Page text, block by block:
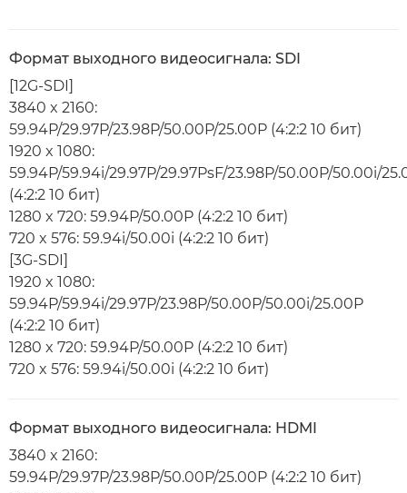
Формат выходного видеосигнала: SDI
[12G-SDI]
3840 x 2160:
59.94P/29.97P/23.98P/50.00P/25.00P (4:2:2 10 бит)
1920 x 1080:
59.94P/59.94i/29.97P/29.97PsF/23.98P/50.00P/50.00i/
(4:2:2 10 бит)
1280 x 720: 59.94P/50.00P (4:2:2 10 бит)
720 x 576: 59.94i/50.00i (4:2:2 10 бит)
[3G-SDI]
1920 x 1080:
59.94P/59.94i/29.97P/23.98P/50.00P/50.00i/25.00P
(4:2:2 10 бит)
1280 x 720: 59.94P/50.00P (4:2:2 10 бит)
720 x 576: 59.94i/50.00i (4:2:2 10 бит)
Формат выходного видеосигнала: HDMI
3840 x 2160:
59.94P/29.97P/23.98P/50.00P/25.00P (4:2:2 10 бит)